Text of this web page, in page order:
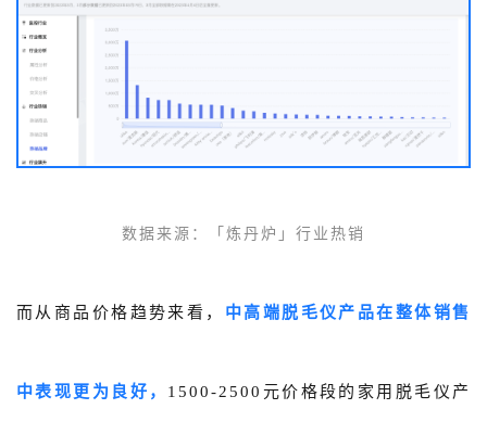
数据来源 ： 「炼丹炉」 行业热销
而从商品价格趋势来看， 中高端脱毛仪产品在整体销售
中表现更为良好， 1500-2500元价格段的家用脱毛仪产